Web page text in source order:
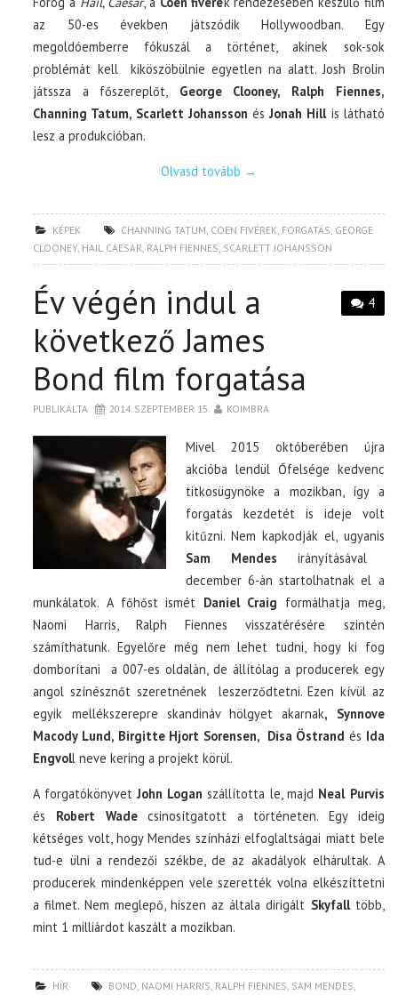
az 50-es években játszódik Hollywoodban. Egy
megoldóemberre fókuszál a történet, akinek sok-sok
problémát kell kiköszöbülnie egyetlen na alatt. Josh Brolin
játssza a főszereplőt, George Clooney, Ralph Fiennes,
Channing Tatum, Scarlett Johansson ésJonah Hillis látható
lesz a produkcióban.
Olvasd tovább →
KÉPEK CHANNING TATUM COEN FIVÉREK FORGATÁS GEORGE
CLOONEY, HAIL CAESAR RALPH FIENNES SCARLETT JOHANSSON
4
Év végén indul a
következő James
Bond film forgatása
PUBLIKÁLTA 2014. SZEPTEMBER 15. KOIMBRA
Mivel 2015 októberében újra
akcióba lendül Őfelsége kedvenc
titkosügynöke a mozikban, így a
forgatás kezdetét is ideje volt
kitűzni. Nem kapkodják el, ugyanis
Sam Mendes irányításával
december 6-án startolhatnak el a
munkálatok. A főhőst ismét Daniel Craig formálhatja meg,
Naomi Harris, Ralph Fiennes visszatérésére szintén
számíthatunk. Egyelőre még nem lehet tudni, hogy ki fog
domborítani a 007-es oldalán, de állítólag a producerek egy
angol színésznőt szeretnének leszerződtetni. Ezen kívül az
egyik mellékszerepre skandináv hölgyet akarnak, Synnove
Macody Lund, Birgitte Hjort Sorensen, Disa Östrand és Ida
Engvoll neve kering a projekt körül.
A forgatókönyvetJohn Logan szállította le, majd Neal Purvis
és Robert Wadecsinosítgatott a történeten. Egy ideig
kétséges volt, hogy Mendes színházi elfoglaltságai miatt bele
tud-e ülni a rendezői székbe, de az akadályok elhárultak. A
producerek mindenképpen vele szerették volna elkészíttetni
a filmet. Nem meglepő, hiszen az általa dirigált Skyfalltöbb,
mint 1 milliárdot kaszált a mozikban.
HÍR BOND NAOMI HARRIS RALPH FIENNES SAM MENDES